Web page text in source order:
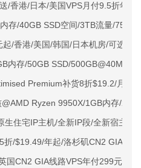
/香港/日本/美国VPS月付9.5折年
存/40GB SSD空间/3TB流量/
/香港/美国/韩国/日本机房/可选
内存/50GB SSD/
Premium补货8折$19.2/月起
Ryzen 9950X/1GB内存/
生住宅IP主机/全新IP段/全新宿主机
折/$19.49/年起/洛杉矶CN2 GIA/日
CN2 GIA线路VPS年付299元起